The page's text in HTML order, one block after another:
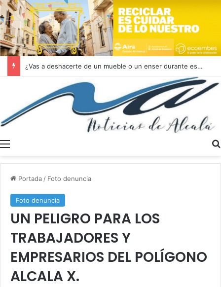
¿Vas a deshacerte de un mueble o un enser durante estas vacaciones?
Portada / Foto denuncia
Foto denuncia
UN PELIGRO PARA LOS
TRABAJADORES Y
EMPRESARIOS DEL POLÍGONO
ALCALA X.